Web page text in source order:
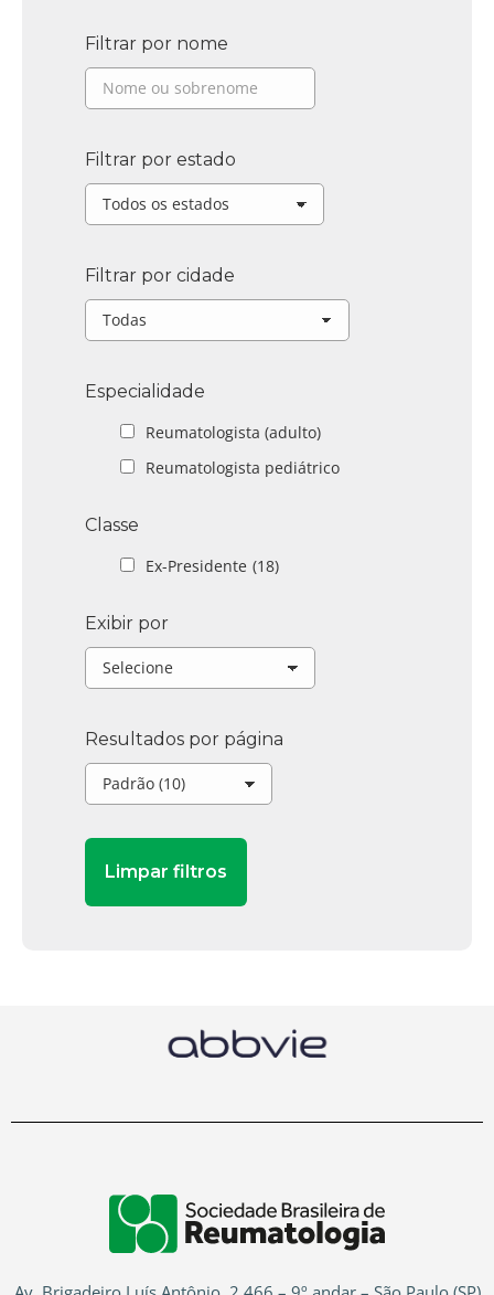
Filtrar por nome
Filtrar por estado
Filtrar por cidade
Especialidade
Reumatologista (adulto)
Reumatologista pediátrico
Classe
Ex-Presidente (18)
Exibir por
Resultados por página